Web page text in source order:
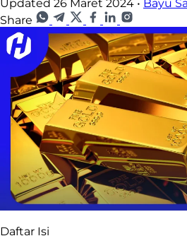
Updated 26 Maret 2024 • Bayu
Share
Daftar Isi